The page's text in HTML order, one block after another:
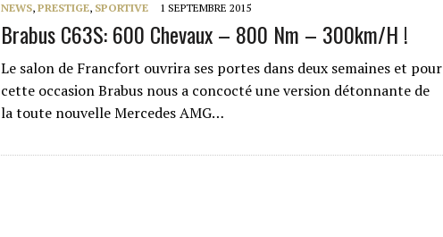
NEWS, PRESTIGE, SPORTIVE 1 SEPTEMBRE 2015
Brabus C63S: 600 Chevaux – 800 Nm – 300km/h !
Le salon de Francfort ouvrira ses portes dans deux semaines et pour
cette occasion Brabus nous a concocté une version détonnante de
la toute nouvelle Mercedes AMG…